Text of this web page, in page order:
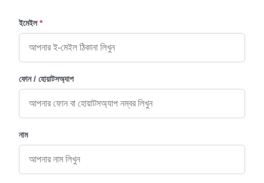
ইমেইল *
ফোন / হোয়াটসঅ্যাপ
নাম